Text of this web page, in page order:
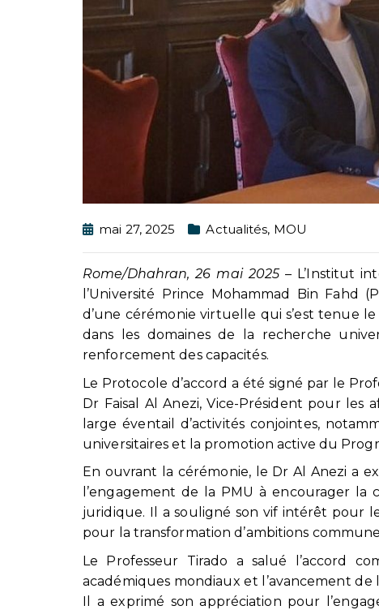
mai 27, 2025 Actualités, MOU
Rome/Dhahran, 26 mai 2025– L’Institut
l’Université Prince Mohammad Bin Fahd
d’une cérémonie virtuelle qui s’est tenue
dans les domaines de la recherche
renforcement des capacités.
Le Protocole d’accord a été signé par le
Dr Faisal Al Anezi, Vice-Président pour les
large éventail d’activités conjointes,
universitaires et la promotion active du
En ouvrant la cérémonie, le Dr Al Anezi a
l’engagement de la PMU à encourager la
juridique. Il a souligné son vif intérêt pour
pour la transformation d’ambitions
Le Professeur Tirado a salué l’accord
académiques mondiaux et l’avancement
Il a exprimé son appréciation pour